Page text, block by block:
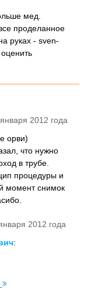
мед.
проделанное
руках - sven-
2012 года
орви)
что нужно
в трубе.
процедуры и
момент снимок
2012 года
: